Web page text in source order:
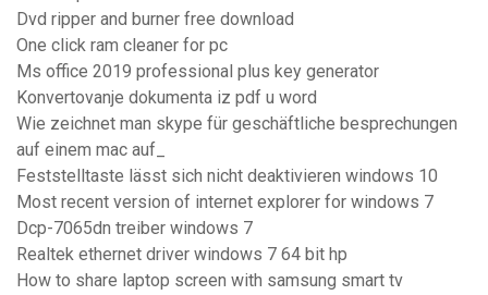
Dvd ripper and burner free download
One click ram cleaner for pc
Ms office 2019 professional plus key generator
Konvertovanje dokumenta iz pdf u word
Wie zeichnet man skype für geschäftliche besprechungen
auf einem mac auf_
Feststelltaste lässt sich nicht deaktivieren windows 10
Most recent version of internet explorer for windows 7
Dcp-7065dn treiber windows 7
Realtek ethernet driver windows 7 64 bit hp
How to share laptop screen with samsung smart tv